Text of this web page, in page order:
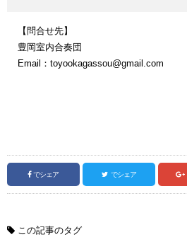
【問合せ先】
豊岡室内合奏団
Email：toyookagassou@gmail.com
でシェア でシェア
この記事のタグ